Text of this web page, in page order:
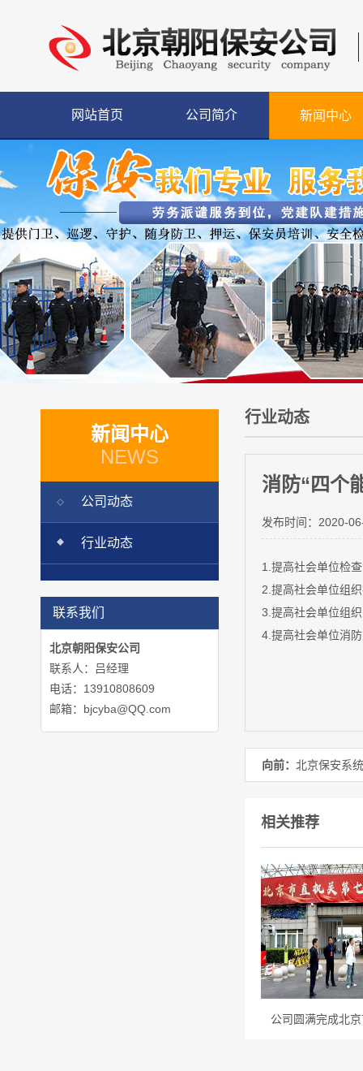
网站首页 公司简介 新闻中心
新闻中心
NEWS
公司动态
行业动态
联系我们
北京朝阳保安公司
联系人：吕经理
电话：13910808609
邮箱：bjcyba@QQ.com
行业动态
消防“四个
发布时间： 2020-
1.提高社会单位检
2.提高社会单位组
3.提高社会单位组
4.提高社会单位消
向前： 北京保安系
相关推荐
公司圆满完成北京